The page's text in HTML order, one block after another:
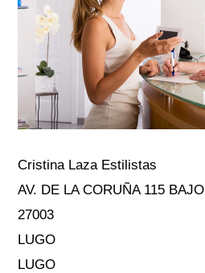
Cristina Laza Estilistas
AV. DE LA CORUÑA 115 BAJO
27003
LUGO
LUGO